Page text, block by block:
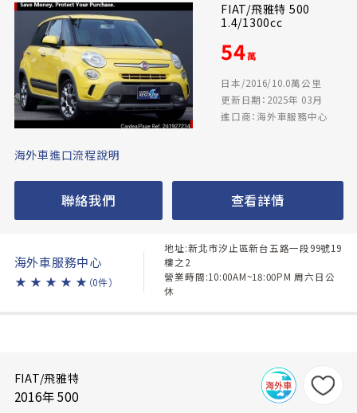
FIAT/飛雅特 500
1.4/1300cc
54萬
日本/2016/10.0萬公里
更新日期：2025年 03月
進口商：海外車服務中心
海外車進口流程說明
聯絡我們 查看詳情
海外車服務中心
★ ★ ★ ★ ★ （0件）
地址:新北市汐止區新台五路一段99號19
樓之2
營業時間:10:00AM~18:00PM 周六日公
休
FIAT/飛雅特
2016年 500